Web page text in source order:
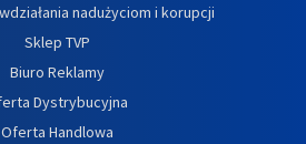
nadużyciom i korupcji
Sklep TVP
Biuro Reklamy
Dystrybucyjna
Oferta Handlowa